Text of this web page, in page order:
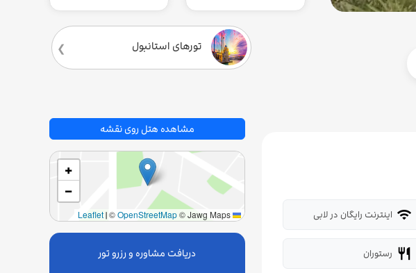
تورهای استانبول
wifi اینترنت رایگان در لابی
restaurant رستوران
مشاهده هتل روی نقشه
+
−
Leaflet
|©OpenStreetMap© Jawg Maps
دریافت مشاوره و رزرو تور